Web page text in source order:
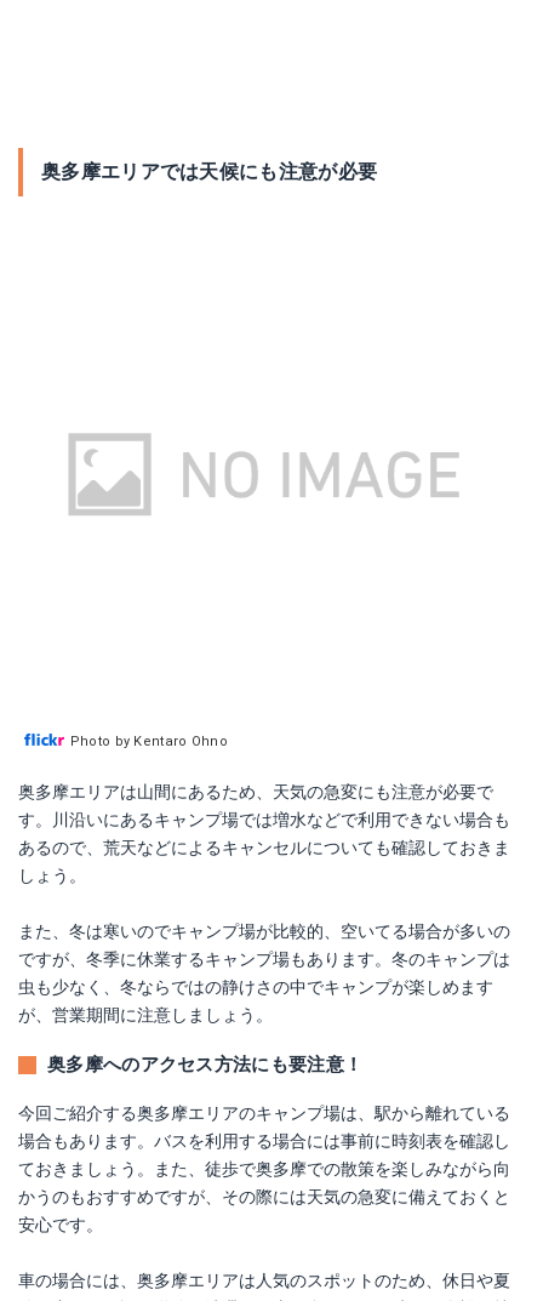
奥多摩エリアでは天候にも注意が必要
Photo by Kentaro Ohno
奥多摩エリアは山間にあるため、天気の急変にも注意が必要で
す。川沿いにあるキャンプ場では増水などで利用できない場合も
あるので、荒天などによるキャンセルについても確認しておきま
しょう。
また、冬は寒いのでキャンプ場が比較的、空いてる場合が多いの
ですが、冬季に休業するキャンプ場もあります。冬のキャンプは
虫も少なく、冬ならではの静けさの中でキャンプが楽しめます
が、営業期間に注意しましょう。
奥多摩へのアクセス方法にも要注意！
今回ご紹介する奥多摩エリアのキャンプ場は、駅から離れている
場合もあります。バスを利用する場合には事前に時刻表を確認し
ておきましょう。また、徒歩で奥多摩での散策を楽しみながら向
かうのもおすすめですが、その際には天気の急変に備えておくと
安心です。
車の場合には、奥多摩エリアは人気のスポットのため、休日や夏